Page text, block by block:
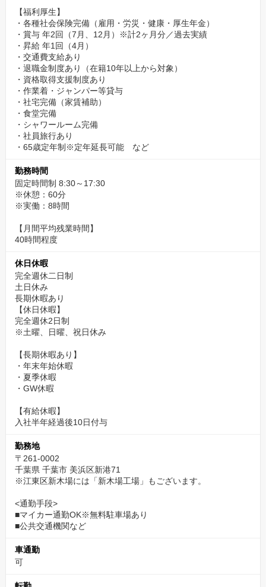
【福利厚生】
・各種社会保険完備（雇用・労災・健康・厚生年金）
・賞与 年2回（7月、12月）※計2ヶ月分／過去実績
・昇給 年1回（4月）
・交通費支給あり
・退職金制度あり（在籍10年以上から対象）
・資格取得支援制度あり
・作業着・ジャンパー等貸与
・社宅完備（家賃補助）
・食堂完備
・シャワールーム完備
・社員旅行あり
・65歳定年制※定年延長可能 など
勤務時間
固定時間制 8:30～17:30
※休憩：60分
※実働：8時間
【月間平均残業時間】
40時間程度
休日休暇
完全週休二日制
土日休み
長期休暇あり
【休日休暇】
完全週休2日制
※土曜、日曜、祝日休み
【長期休暇あり】
・年末年始休暇
・夏季休暇
・GW休暇
【有給休暇】
入社半年経過後10日付与
勤務地
〒261-0002
千葉県 千葉市 美浜区新港71
※江東区新木場には「新木場工場」もございます。
<通勤手段>
■マイカー通勤OK※無料駐車場あり
■公共交通機関など
車通勤
可